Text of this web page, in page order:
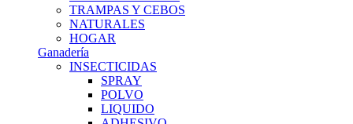
TRAMPAS Y CEBOS
NATURALES
HOGAR
Ganadería
INSECTICIDAS
SPRAY
POLVO
LIQUIDO